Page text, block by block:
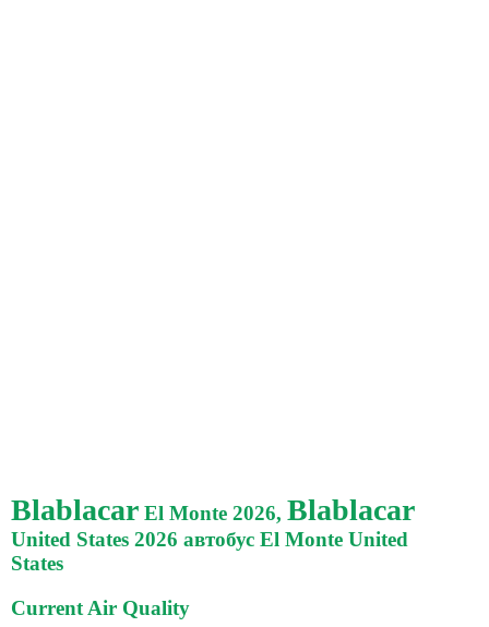
Blablacar El Monte 2026, Blablacar
United States 2026 автобус El Monte United
States
Current Air Quality